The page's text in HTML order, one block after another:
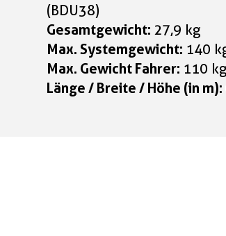
(BDU38)
Gesamtgewicht: 27,9 kg
Max. Systemgewicht: 140
Max. Gewicht Fahrer: 110 kg
Länge / Breite / Höhe (in m):